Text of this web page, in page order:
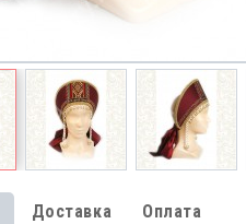
Доставка Оплата